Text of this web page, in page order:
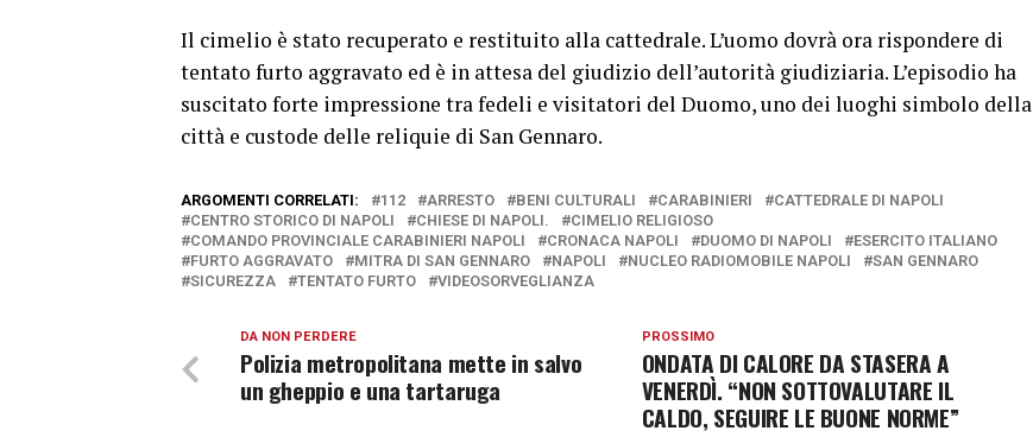
Il cimelio è stato recuperato e restituito alla cattedrale. L’uomo dovrà ora rispondere di
tentato furto aggravato ed è in attesa del giudizio dell’autorità giudiziaria. L’episodio ha
suscitato forte impressione tra fedeli e visitatori del Duomo, uno dei luoghi simbolo della
città e custode delle reliquie di San Gennaro.
ARGOMENTI CORRELATI: 112 ARRESTO BENI CULTURALI CARABINIERI
CATTEDRALE DI NAPOLI
CENTRO STORICO DI NAPOLI
CHIESE DI NAPOLI.
CIMELIO RELIGIOSO
COMANDO PROVINCIALE CARABINIERI NAPOLI
CRONACA NAPOLI DUOMO DI NAPOLI
ESERCITO ITALIANO
FURTO AGGRAVATO
MITRA DI SAN GENNARO NAPOLI NUCLEO RADIOMOBILE NAPOLI
SAN GENNARO
SICUREZZA
TENTATO FURTO VIDEOSORVEGLIANZA
PROSSIMO
ONDATA DI CALORE DA STASERA A
VENERDÌ. “NON SOTTOVALUTARE IL
CALDO, SEGUIRE LE BUONE NORME”
DA NON PERDERE
Polizia metropolitana mette in salvo
un gheppio e una tartaruga